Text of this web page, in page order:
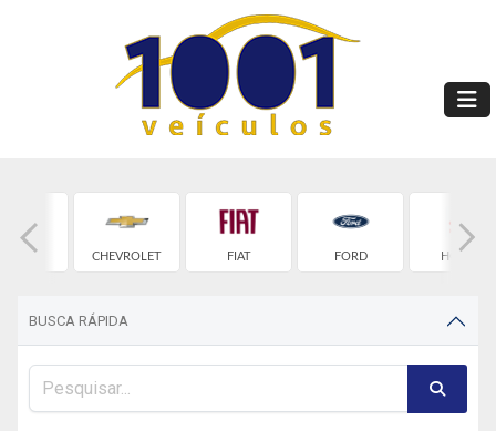
BYD
CHEVROLET
FIAT FORD HONDA
BUSCA RÁPIDA